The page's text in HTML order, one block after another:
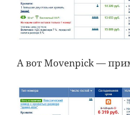
А вот Movenpick —